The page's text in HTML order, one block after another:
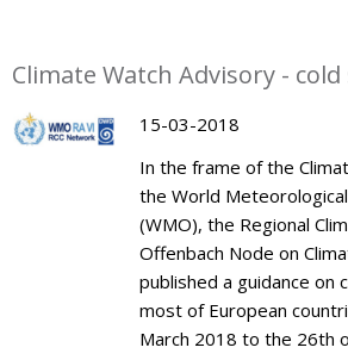
Climate Watch Advisory - cold
15-03-2018
In the frame of the
the World
(WMO), the Regional
Offenbach Node on
published a guidance on
most of European
March 2018 to the 26th